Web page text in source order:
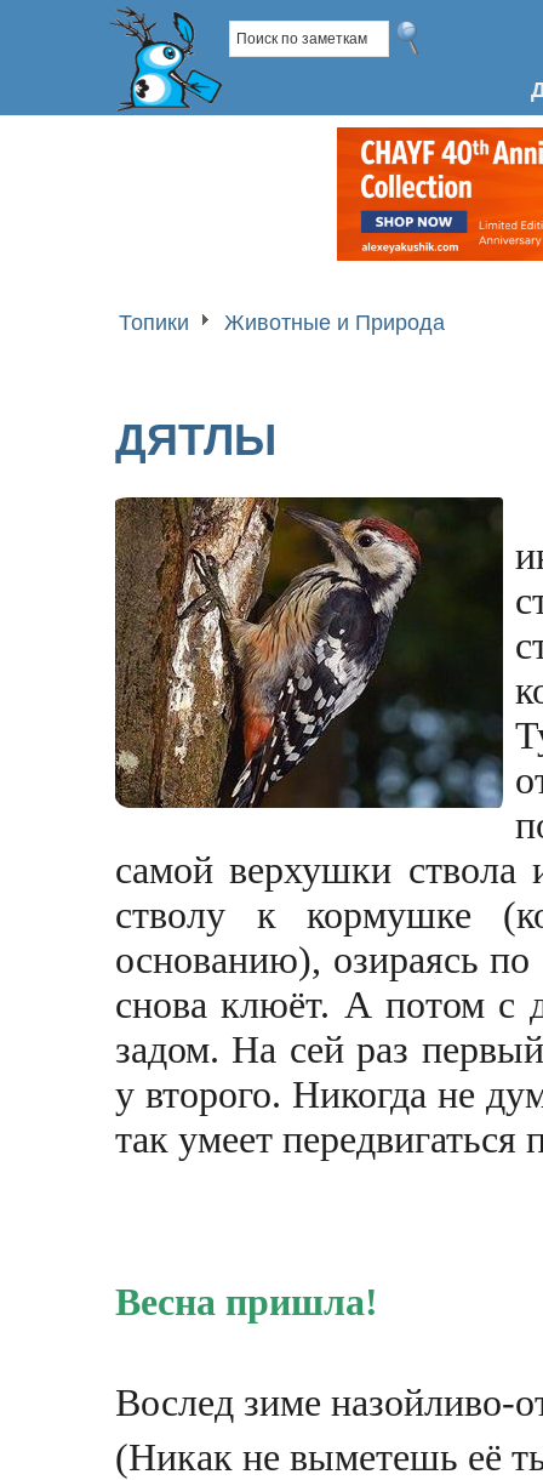
Топики Животные и Природа
ДЯТЛЫ
самой верхушки ствола
стволу к кормушке
основанию), озираясь
снова клюёт. А потом с
задом. На сей раз
у второго. Никогда не
так умеет передвигаться
Весна пришла!
Вослед зимe назойливо-
(Никак не выметешь её